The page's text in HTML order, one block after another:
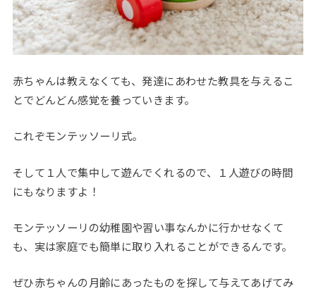
赤ちゃんは教えなくても、発達にあわせた教具を与えるこ
とでどんどん感覚を養っていきます。
これぞモンテッソーリ式。
そして１人で集中して遊んでくれるので、１人遊びの時間
にもなりますよ！
モンテッソーリの幼稚園や習い事なんかに行かせなくて
も、実は家庭でも簡単に取り入れることができるんです。
ぜひ赤ちゃんの月齢にあったものを探して与えてあげてみ